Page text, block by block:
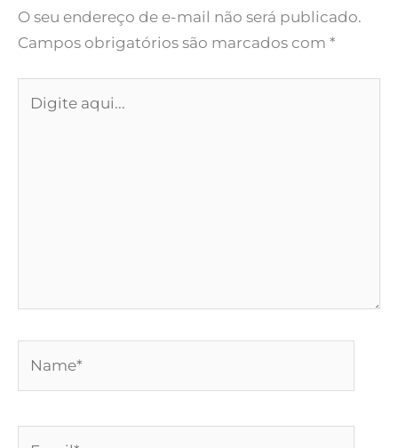
O seu endereço de e-mail não será publicado.
Campos obrigatórios são marcados com *
aqui...